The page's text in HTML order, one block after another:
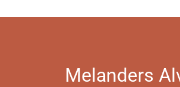
Melanders